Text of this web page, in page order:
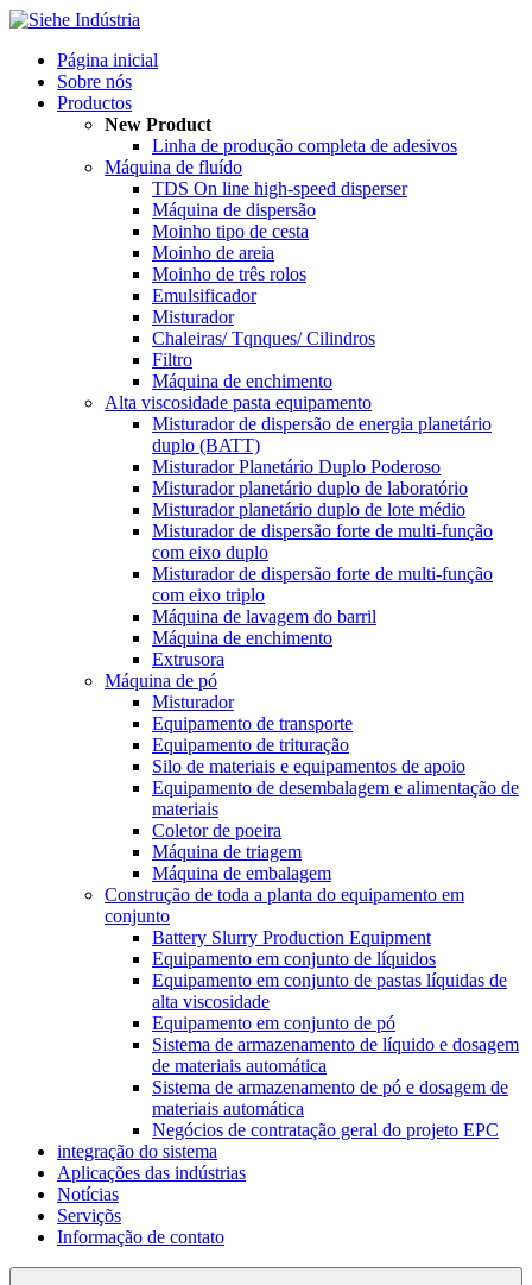
Página inicial
Sobre nós
Productos
New Product
Linha de produção completa de adesivos
Máquina de fluído
TDS On line high-speed disperser
Máquina de dispersão
Moinho tipo de cesta
Moinho de areia
Moinho de três rolos
Emulsificador
Misturador
Chaleiras/ Tqnques/ Cilindros
Filtro
Máquina de enchimento
Alta viscosidade pasta equipamento
Misturador de dispersão de energia planetário
duplo (BATT)
Misturador Planetário Duplo Poderoso
Misturador planetário duplo de laboratório
Misturador planetário duplo de lote médio
Misturador de dispersão forte de multi-função
com eixo duplo
Misturador de dispersão forte de multi-função
com eixo triplo
Máquina de lavagem do barril
Máquina de enchimento
Extrusora
Máquina de pó
Misturador
Equipamento de transporte
Equipamento de trituração
Silo de materiais e equipamentos de apoio
Equipamento de desembalagem e alimentação de
materiais
Coletor de poeira
Máquina de triagem
Máquina de embalagem
Construção de toda a planta do equipamento em
conjunto
Battery Slurry Production Equipment
Equipamento em conjunto de líquidos
Equipamento em conjunto de pastas líquidas de
alta viscosidade
Equipamento em conjunto de pó
Sistema de armazenamento de líquido e dosagem
de materiais automática
Sistema de armazenamento de pó e dosagem de
materiais automática
Negócios de contratação geral do projeto EPC
integração do sistema
Aplicações das indústrias
Notícias
Serviçõs
Informação de contato